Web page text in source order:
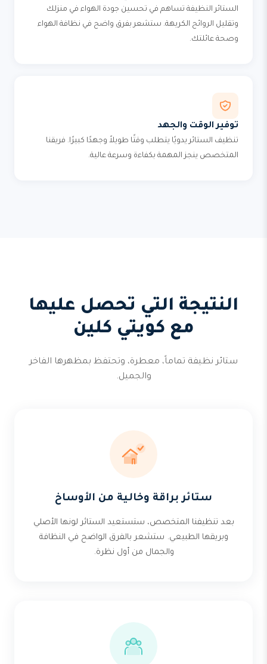
الستائر النظيفة تساهم في تحسين جودة الهواء في منزلك
وتقليل الروائح الكريهة. ستشعر بفرق واضح في نظافة الهواء
وصحة عائلتك.
توفير الوقت والجهد
تنظيف الستائر يدويًا يتطلب وقتًا طويلاً وجهدًا كبيرًا. فريقنا
المتخصص ينجز المهمة بكفاءة وسرعة عالية.
النتيجة التي تحصل عليها
مع كويتي كلين
ستائر نظيفة تماماً، معطرة، وتحتفظ بمظهرها الفاخر
والجميل.
ستائر براقة وخالية من الأوساخ
بعد تنظيفنا المتخصص، ستستعيد الستائر لونها الأصلي
وبريقها الطبيعي. ستشعر بالفرق الواضح في النظافة
والجمال من أول نظرة.